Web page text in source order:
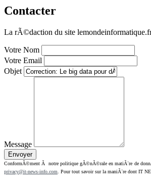
Contacter
La rÃ©daction du site
Votre Nom
Votre Email
Objet
Message
ConformÃ©ment Ã notre politique gÃ©nÃ©rale en matiÃ¨re de
privacy@it-news-info.com . Pour tout savoir sur la maniÃ¨re dont IT